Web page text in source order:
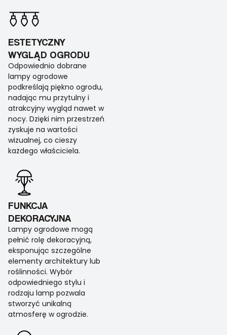
ESTETYCZNY
WYGLĄD OGRODU
Odpowiednio dobrane
lampy ogrodowe
podkreślają piękno ogrodu,
nadając mu przytulny i
atrakcyjny wygląd nawet w
nocy. Dzięki nim przestrzeń
zyskuje na wartości
wizualnej, co cieszy
każdego właściciela.
FUNKCJA
DEKORACYJNA
Lampy ogrodowe mogą
pełnić rolę dekoracyjną,
eksponując szczególne
elementy architektury lub
roślinności. Wybór
odpowiedniego stylu i
rodzaju lamp pozwala
stworzyć unikalną
atmosferę w ogrodzie.